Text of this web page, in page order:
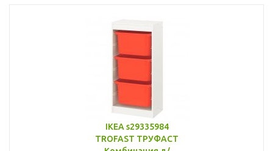
IKEA s29335984
TROFAST ТРУФАСТ